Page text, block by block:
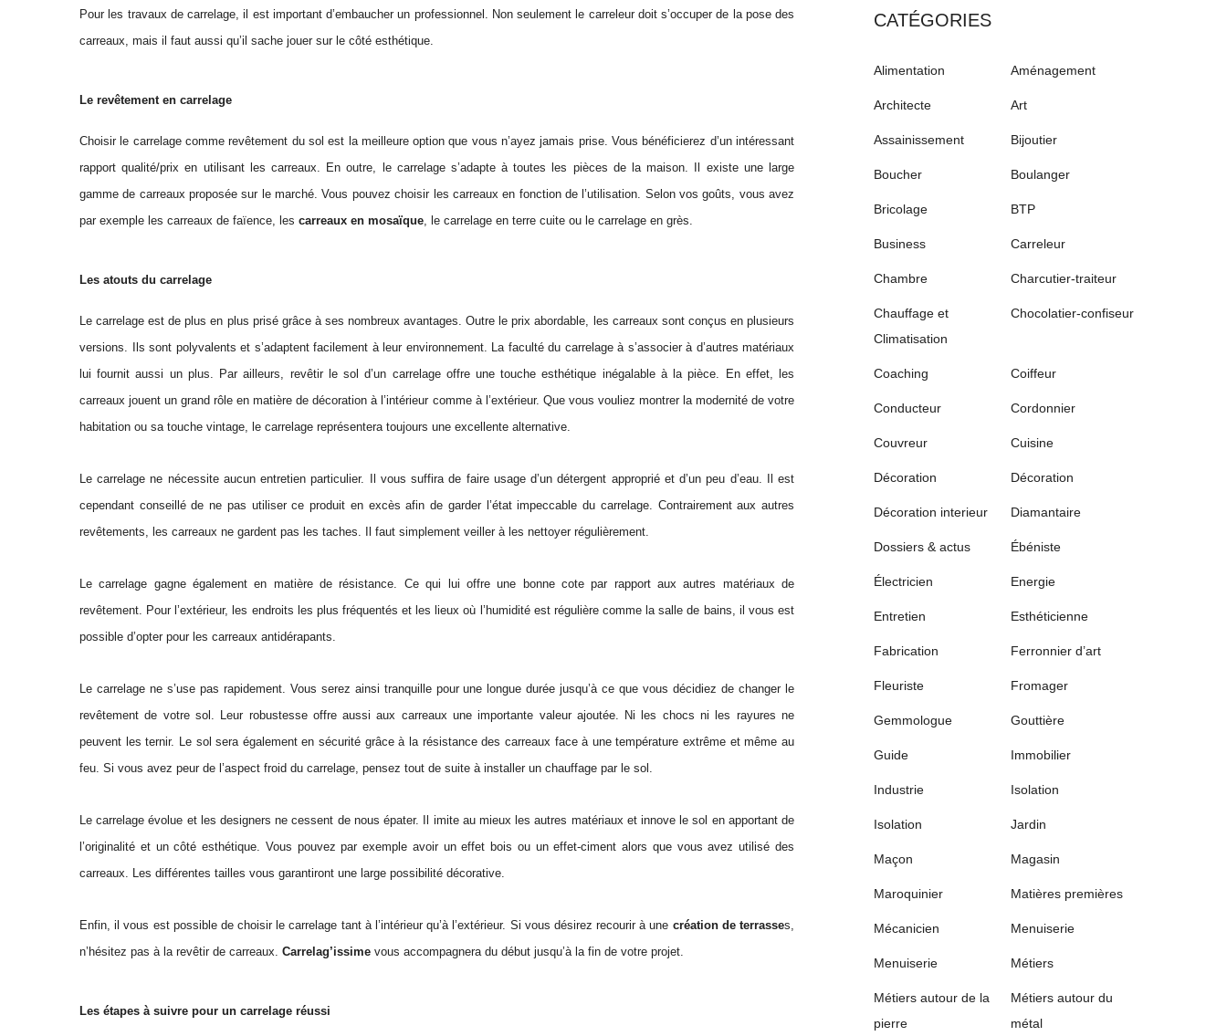
Pour les travaux de carrelage, il est important d’embaucher un professionnel. Non seulement le carreleur doit s’occuper de la pose des
carreaux, mais il faut aussi qu’il sache jouer sur le côté esthétique.
Le revêtement en carrelage
Choisir le carrelage comme revêtement du sol est la meilleure option que vous n’ayez jamais prise. Vous bénéficierez d’un intéressant
rapport qualité/prix en utilisant les carreaux. En outre, le carrelage s’adapte à toutes les pièces de la maison. Il existe une large
gamme de carreaux proposée sur le marché. Vous pouvez choisir les carreaux en fonction de l’utilisation. Selon vos goûts, vous avez
par exemple les carreaux de faïence, les carreaux en mosaïque, le carrelage en terre cuite ou le carrelage en grès.
Les atouts du carrelage
Le carrelage est de plus en plus prisé grâce à ses nombreux avantages. Outre le prix abordable, les carreaux sont conçus en plusieurs
versions. Ils sont polyvalents et s’adaptent facilement à leur environnement. La faculté du carrelage à s’associer à d’autres matériaux
lui fournit aussi un plus. Par ailleurs, revêtir le sol d’un carrelage offre une touche esthétique inégalable à la pièce. En effet, les
carreaux jouent un grand rôle en matière de décoration à l’intérieur comme à l’extérieur. Que vous vouliez montrer la modernité de votre
habitation ou sa touche vintage, le carrelage représentera toujours une excellente alternative.
Le carrelage ne nécessite aucun entretien particulier. Il vous suffira de faire usage d’un détergent approprié et d’un peu d’eau. Il est
cependant conseillé de ne pas utiliser ce produit en excès afin de garder l’état impeccable du carrelage. Contrairement aux autres
revêtements, les carreaux ne gardent pas les taches. Il faut simplement veiller à les nettoyer régulièrement.
Le carrelage gagne également en matière de résistance. Ce qui lui offre une bonne cote par rapport aux autres matériaux de
revêtement. Pour l’extérieur, les endroits les plus fréquentés et les lieux où l’humidité est régulière comme la salle de bains, il vous est
possible d’opter pour les carreaux antidérapants.
Le carrelage ne s’use pas rapidement. Vous serez ainsi tranquille pour une longue durée jusqu’à ce que vous décidiez de changer le
revêtement de votre sol. Leur robustesse offre aussi aux carreaux une importante valeur ajoutée. Ni les chocs ni les rayures ne
peuvent les ternir. Le sol sera également en sécurité grâce à la résistance des carreaux face à une température extrême et même au
feu. Si vous avez peur de l’aspect froid du carrelage, pensez tout de suite à installer un chauffage par le sol.
Le carrelage évolue et les designers ne cessent de nous épater. Il imite au mieux les autres matériaux et innove le sol en apportant de
l’originalité et un côté esthétique. Vous pouvez par exemple avoir un effet bois ou un effet-ciment alors que vous avez utilisé des
carreaux. Les différentes tailles vous garantiront une large possibilité décorative.
Enfin, il vous est possible de choisir le carrelage tant à l’intérieur qu’à l’extérieur. Si vous désirez recourir à une création de terrasses,
n’hésitez pas à la revêtir de carreaux. Carrelag’issime vous accompagnera du début jusqu’à la fin de votre projet.
Les étapes à suivre pour un carrelage réussi
CATÉGORIES
Alimentation Aménagement
Architecte Art
Assainissement Bijoutier
Boucher Boulanger
Bricolage BTP
Business Carreleur
Chambre Charcutier-traiteur
Chauffage et
Climatisation
Chocolatier-confiseur
Coaching Coiffeur
Conducteur Cordonnier
Couvreur Cuisine
Décoration Décoration
Décoration interieur Diamantaire
Dossiers & actus Ébéniste
Électricien Energie
Entretien Esthéticienne
Fabrication Ferronnier d’art
Fleuriste Fromager
Gemmologue Gouttière
Guide Immobilier
Industrie Isolation
Isolation Jardin
Maçon Magasin
Maroquinier Matières premières
Mécanicien Menuiserie
Menuiserie Métiers
Métiers autour de la
pierre
Métiers autour du
métal